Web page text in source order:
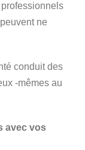
ne
conduit des
-mêmes au
avec vos